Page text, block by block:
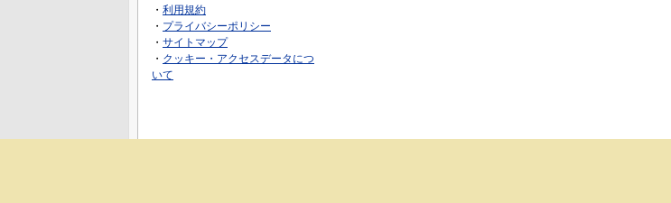
・ 利用規約
・ プライバシーポリシー
・ サイトマップ
・ クッキー・アクセスデータにつ
いて